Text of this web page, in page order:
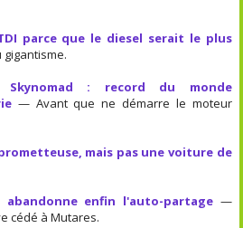
parce que le diesel serait le plus
Skynomad : record du monde
— Avant que ne démarre le moteur
mais pas une voiture de
abandonne enfin l'auto-partage—
cédé à Mutares.